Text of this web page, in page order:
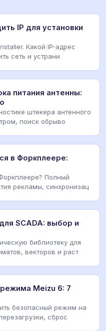
IP для установки
Какой IP-адрес
сеть и устрани
питания антенны:
штекера антенного
поиск обрыво
в Форкплеере:
Полный
рекламы, синхронизац
SCADA: выбор и
библиотеку для
векторов и раст
Meizu 6: 7
безопасный режим на
сброс